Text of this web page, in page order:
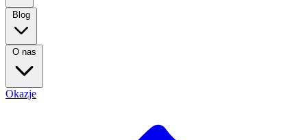
Blog
O nas
Okazje